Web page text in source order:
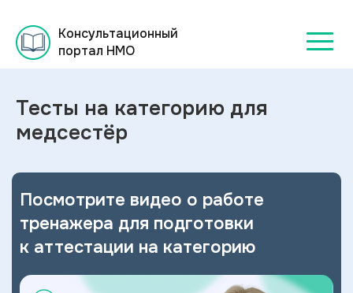
Консультационный
портал НМО
Тесты на категорию для
медсестёр
Посмотрите видео о работе
тренажера для подготовки
к аттестации на категорию